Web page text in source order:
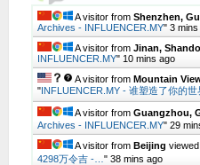
A visitor from Shenzhen,
Archives - INFLUENCER.MY" 3 mins
A visitor from Jinan,
INFLUENCER.MY" 10 mins ago
A visitor from Mountain
"INFLUENCER.MY - 谁塑造了你的世
A visitor from Guangzhou,
Archives - INFLUENCER.MY" 29
A visitor from Beijing
4298万令吉 -… " 38 mins ago